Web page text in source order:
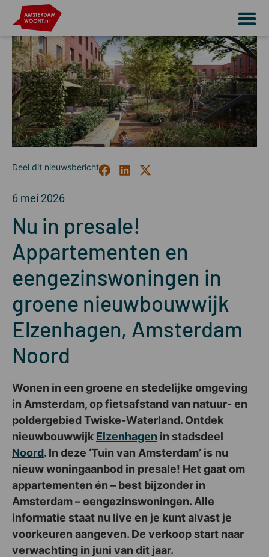
6 mei 2026
Nu in presale!
Appartementen en
eengezinswoningen in
groene nieuwbouwwijk
Elzenhagen, Amsterdam
Noord
Wonen in een groene en stedelijke omgeving
in Amsterdam, op fietsafstand van natuur- en
poldergebied Twiske-Waterland. Ontdek
nieuwbouwwijk Elzenhagen in stadsdeel
Noord. In deze ‘Tuin van Amsterdam’ is nu
nieuw woningaanbod in presale! Het gaat om
appartementen én – best bijzonder in
Amsterdam – eengezinswoningen. Alle
informatie staat nu live en je kunt alvast je
voorkeuren aangeven. De verkoop start naar
verwachting in juni van dit jaar.